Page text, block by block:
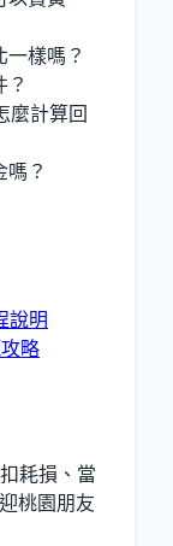
樣嗎？
麼計算回
？
說明
略
耗損、當
桃園朋友